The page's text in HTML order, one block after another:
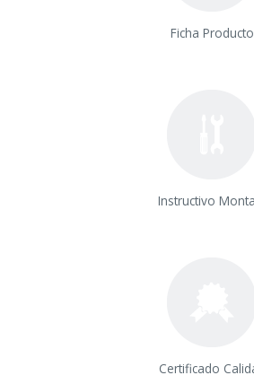
Ficha Producto
Instructivo
Certificado